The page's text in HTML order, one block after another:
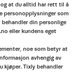
at du alltid har rett til å
personopplysninger som
behandler din personlige
eller kundens eget
noe som betyr at
avhengig av
kjøper. Tixly behandler